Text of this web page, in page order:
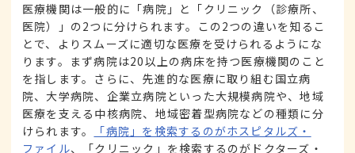
医療機関は一般的に「病院」と「クリニック（診療所、
医院）」の2つに分けられます。この2つの違いを知るこ
とで、よりスムーズに適切な医療を受けられるようにな
ります。まず病院は20以上の病床を持つ医療機関のこと
を指します。さらに、先進的な医療に取り組む国立病
院、大学病院、企業立病院といった大規模病院や、地域
医療を支える中核病院、地域密着型病院などの種類に分
けられます。
「病院」を検索するのがホスピタルズ・
ファイル、「クリニック」を検索するのがドクターズ・